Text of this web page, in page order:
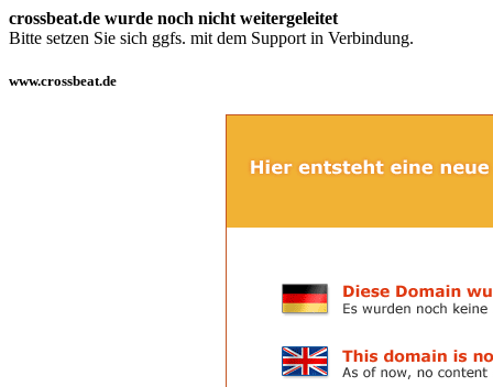
crossbeat.de wurde noch nicht weitergeleitet
Bitte setzen Sie sich ggfs. mit dem Support in Verbindung.
www.crossbeat.de